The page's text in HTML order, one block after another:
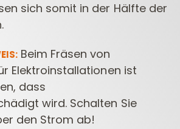
sich somit in der Hälfte der
Beim Fräsen von
Elektroinstallationen ist
dass
wird. Schalten Sie
den Strom ab!